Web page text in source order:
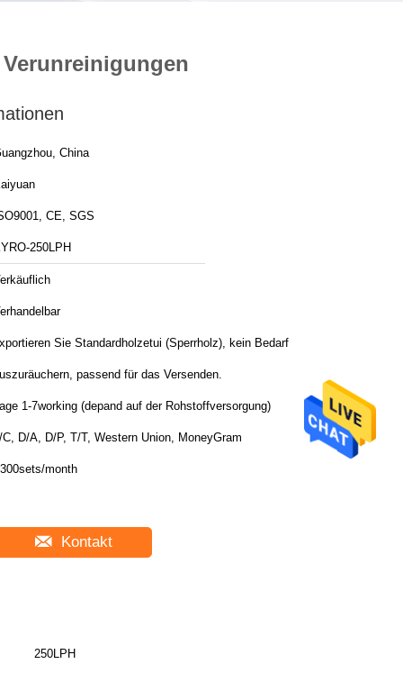
China
CE, SGS
250LPH
Sie Standardholzetui (Sperrholz), kein Bedarf
passend für das Versenden.
1-7working (depand auf der Rohstoffversorgung)
C, D/A, D/P, T/T, Western Union, MoneyGram
month
Kontakt
250LPH